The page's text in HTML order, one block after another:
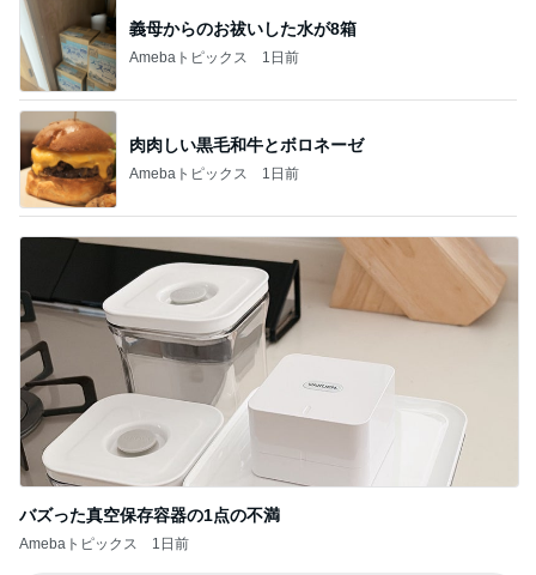
義母からのお祓いした水が8箱
Amebaトピックス 1日前
肉肉しい黒毛和牛とボロネーゼ
Amebaトピックス 1日前
バズった真空保存容器の1点の不満
Amebaトピックス 1日前